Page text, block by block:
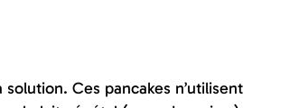
Ces pancakes n’utilisent